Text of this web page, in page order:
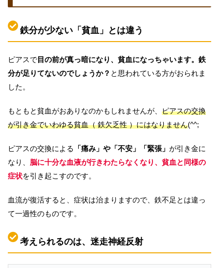
鉄分が少ない「貧血」とは違う
ピアスで目の前が真っ暗になり、貧血になっちゃいます。鉄
分が足りてないのでしょうか？ と思われている方がおられま
した。
もともと貧血がおありなのかもしれませんが、 ピアスの交換
が引き金でいわゆる貧血（ 鉄欠乏性 ）にはなりません(^^;
ピアスの交換による 「痛み」や「不安」「緊張」 が引き金に
なり、 脳に十分な血液が行きわたらなくなり、貧血と同様の
症状を引き起こすのです。
血流が復活すると、症状は治まりますので、鉄不足とは違っ
て一過性のものです。
考えられるのは、迷走神経反射